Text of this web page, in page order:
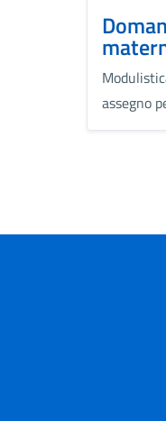
assegno